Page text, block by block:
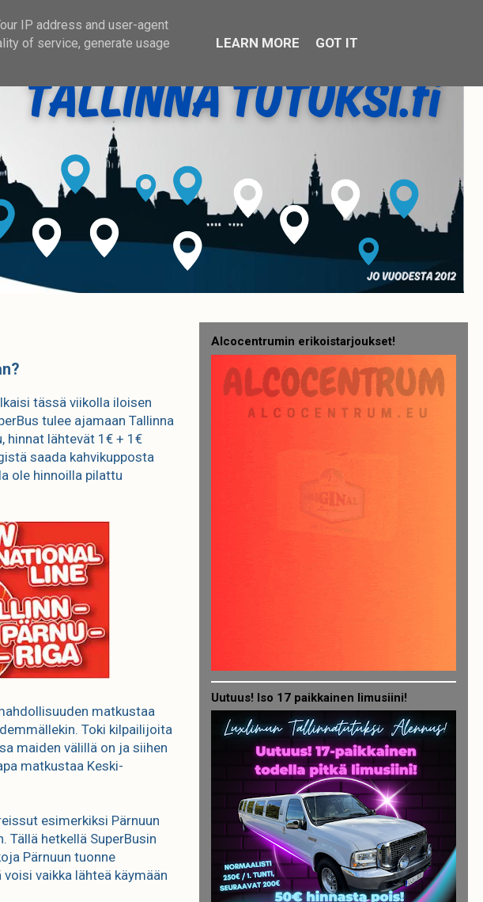
tässä viikolla iloisen
tulee ajamaan Tallinna
hinnat lähtevät 1€ + 1€
saada kahvikupposta
ole hinnoilla pilattu
matkustaa
Toki kilpailijoita
maiden välillä on ja siihen
matkustaa Keski-
esimerkiksi Pärnuun
Tällä hetkellä SuperBusin
Pärnuun tuonne
vaikka lähteä käymään
Alcocentrumin erikoistarjoukset!
Uutuus! Iso 17 paikkainen limusiini!
IP address and user-agent
of service, generate usage
LEARN MORE GOT IT